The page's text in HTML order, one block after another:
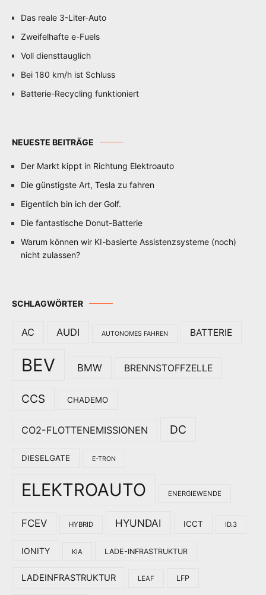
Das reale 3-Liter-Auto
Zweifelhafte e-Fuels
Voll diensttauglich
Bei 180 km/h ist Schluss
Batterie-Recycling funktioniert
NEUESTE BEITRÄGE
Der Markt kippt in Richtung Elektroauto
Die günstigste Art, Tesla zu fahren
Eigentlich bin ich der Golf.
Die fantastische Donut-Batterie
Warum können wir KI-basierte Assistenzsysteme (noch)
nicht zulassen?
SCHLAGWÖRTER
AC AUDI AUTONOMES FAHREN BATTERIE
BEV BMW BRENNSTOFFZELLE
CCS CHADEMO
CO2-FLOTTENEMISSIONEN DC
DIESELGATE E-TRON
ELEKTROAUTO ENERGIEWENDE
FCEV HYBRID HYUNDAI ICCT ID.3
IONITY KIA LADE-INFRASTRUKTUR
LADEINFRASTRUKTUR LEAF LFP